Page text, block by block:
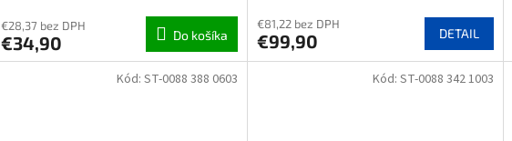
€28,37 bez DPH
€34,90 Do košíka
€81,22 bez DPH
€99,90 DETAIL
Kód: ST-0088 388 0603 Kód: ST-0088 342 1003